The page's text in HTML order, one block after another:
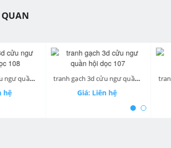
tranh gạch 3d cửu ngư quần hội dọc 108 tranh gạch 3d cửu ngư quần hội dọc 107
Giá: Liên hệ